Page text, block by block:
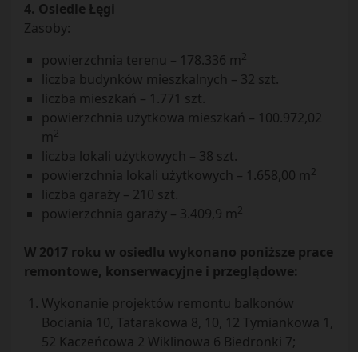
4. Osiedle Łęgi
Zasoby:
powierzchnia terenu – 178.336 m2
liczba budynków mieszkalnych – 32 szt.
liczba mieszkań – 1.771 szt.
powierzchnia użytkowa mieszkań – 100.972,02
m2
liczba lokali użytkowych – 38 szt.
powierzchnia lokali użytkowych – 1.658,00 m2
liczba garaży – 210 szt.
powierzchnia garaży – 3.409,9 m2
W 2017 roku w osiedlu wykonano poniższe prace
remontowe, konserwacyjne i przeglądowe:
Wykonanie projektów remontu balkonów
Bociania 10, Tatarakowa 8, 10, 12 Tymiankowa 1,
52 Kaczeńcowa 2 Wiklinowa 6 Biedronki 7;